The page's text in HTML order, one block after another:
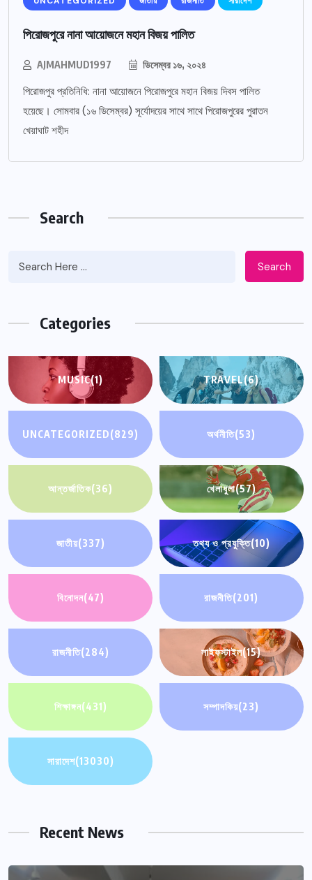
পিরোজপুরে নানা আয়োজনে মহান বিজয় পালিত
AJMAHMUD1997 ডিসেম্বর ১৬, ২০২৪
পিরোজপুর প্রতিনিধি: নানা আয়োজনে পিরোজপুরে মহান বিজয় দিবস পালিত
হয়েছে। সোমবার (১৬ ডিসেম্বর) সূর্যোদয়ের সাথে সাথে পিরোজপুরের পুরাতন
খেয়াঘাট শহীদ
Search
Search
Categories
MUSIC(1) TRAVEL(6)
UNCATEGORIZED(829) অর্থনীতি(53)
আন্তর্জাতিক(36) খেলাধুলা(57)
জাতীয়(337) তথ্য ও প্রযুক্তি(10)
বিনোদন(47) রাজনীতি(201)
রাজনীতি(284) লাইফস্টাইল(15)
শিক্ষাঙ্গন(431) সম্পাদকিয়(23)
সারাদেশ(13030)
Recent News